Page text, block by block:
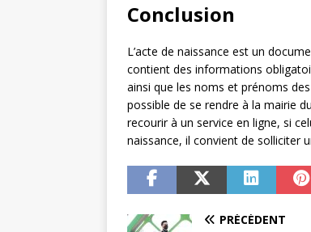
Conclusion
L’acte de naissance est un
contient des informations
ainsi que les noms et prénoms
possible de se rendre à la mairie
recourir à un service en ligne, si
naissance, il convient de solliciter
PRÉCÉDENT